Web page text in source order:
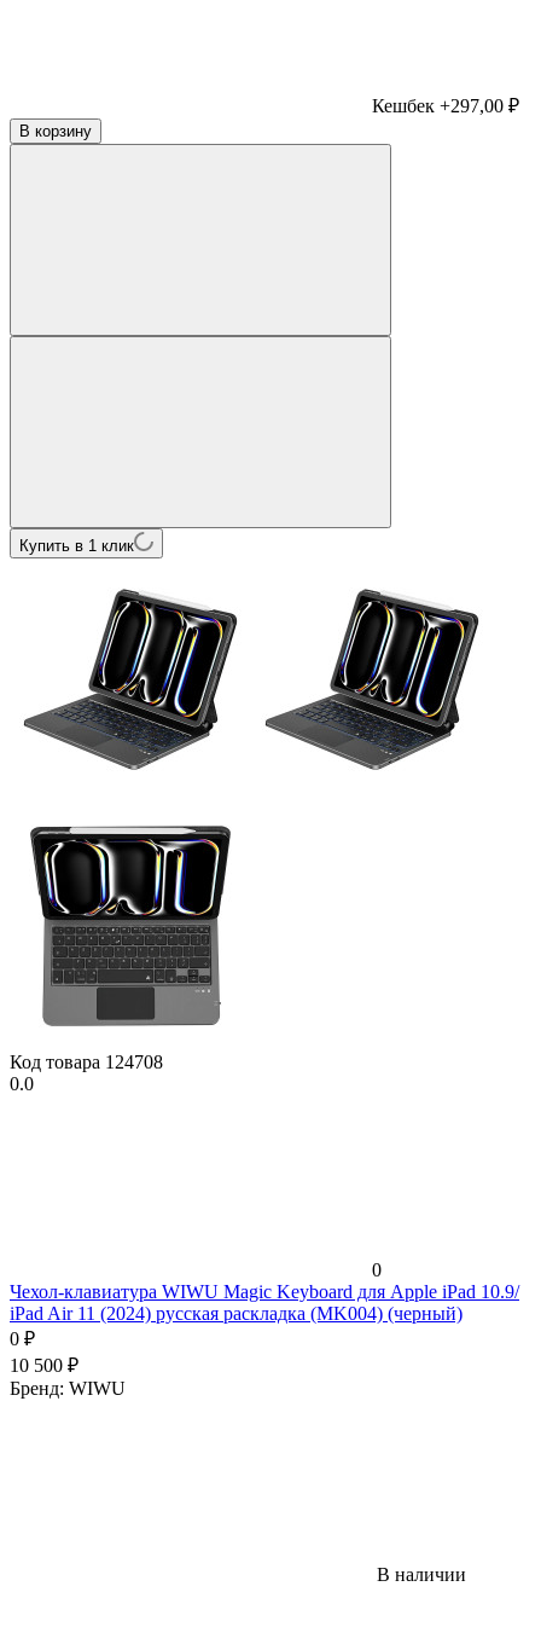
Кешбек +297,00 ₽
В корзину
Купить в 1 клик
Код товара 124708
0.0
0
Чехол-клавиатура WIWU Magic Keyboard для Apple iPad 10.9/
iPad Air 11 (2024) русская раскладка (MK004) (черный)
0 ₽
10 500 ₽
Бренд: WIWU
В наличии